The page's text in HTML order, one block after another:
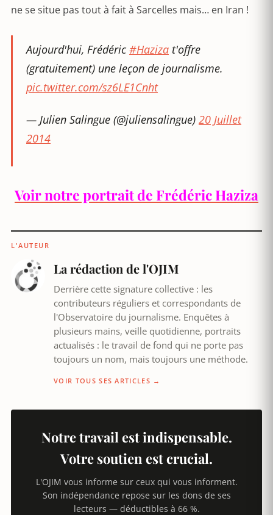
ne se situe pas tout à fait à Sarcelles mais… en Iran !
Aujourd'hui, Frédéric#Haziza t'offre
(gratuitement) une leçon de journalisme.
pic.twitter.com/sz6LE1Cnht
— Julien Salingue (@juliensalingue) 20 Juillet
2014
Voir notre portrait de Frédéric Haziza
L'AUTEUR
La rédaction de l'OJIM
Derrière cette signature collective : les
contributeurs réguliers et correspondants de
l'Observatoire du journalisme. Enquêtes à
plusieurs mains, veille quotidienne, portraits
actualisés : le travail de fond qui ne porte pas
toujours un nom, mais toujours une méthode.
VOIR TOUS SES ARTICLES →
Notre travail est indispensable.
Votre soutien est crucial.
L'OJIM vous informe sur ceux qui vous informent.
Son indépendance repose sur les dons de ses
lecteurs — déductibles à 66 %.